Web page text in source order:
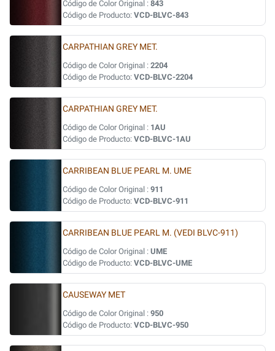
Código de Color Original : 843
Código de Producto: VCD-BLVC-843
CARPATHIAN GREY MET.
Código de Color Original : 2204
Código de Producto: VCD-BLVC-2204
CARPATHIAN GREY MET.
Código de Color Original : 1AU
Código de Producto: VCD-BLVC-1AU
CARRIBEAN BLUE PEARL M. UME
Código de Color Original : 911
Código de Producto: VCD-BLVC-911
CARRIBEAN BLUE PEARL M. (VEDI BLVC-911)
Código de Color Original : UME
Código de Producto: VCD-BLVC-UME
CAUSEWAY MET
Código de Color Original : 950
Código de Producto: VCD-BLVC-950